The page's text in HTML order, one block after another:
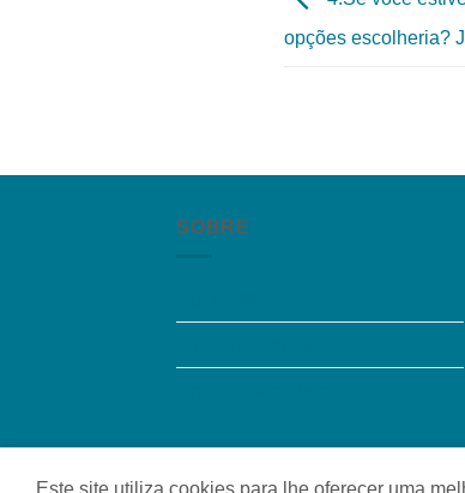
opções escolheria?
SOBRE
Este site utiliza cookies para lhe oferecer uma